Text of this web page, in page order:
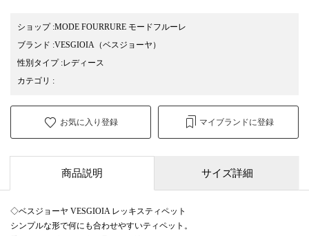
ショップ:MODE FOURRURE モードフルーレ
ブランド :VESGIOIA （ベスジョーヤ）
性別タイプ:レディース
カテゴリ :
お気に入り登録 マイブランドに登録
商品説明 サイズ詳細
◇ベスジョーヤ VESGIOIA レッキスティペット
シンプルな形で何にも合わせやすいティペット。